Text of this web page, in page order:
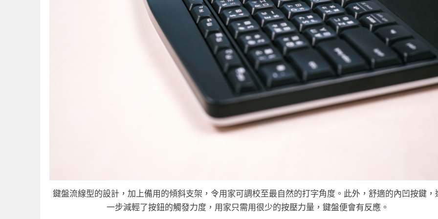
鍵盤流線型的設計，加上備用的傾斜支架，令用家可調校至最自然的打字角度。此外，舒適的內凹按鍵，
一步減輕了按鈕的觸發力度，用家只需用很少的按壓力量，鍵盤便會有反應。